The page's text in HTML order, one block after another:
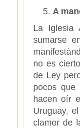
A
La Iglesia
sumarse
no es
de Ley
pocos que
hacen oír
Uruguay,
clamor de